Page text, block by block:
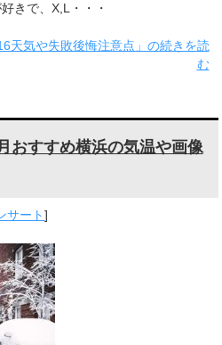
きで、X,L・・・
天気や失敗後悔注意点」の続きを読
む
おすすめ横浜の気温や画像
サート]